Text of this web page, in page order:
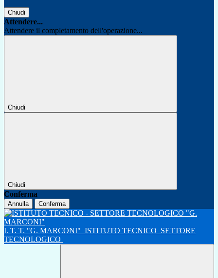
Chiudi
Attendere...
Attendere il completamento dell'operazione...
Chiudi
Chiudi
Conferma
Annulla Conferma
I. T. T. "G. MARCONI" ISTITUTO TECNICO SETTORE
TECNOLOGICO